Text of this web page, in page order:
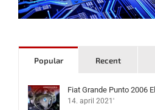
Popular Recent
Fiat Grande Punto 2006
14. april 2021'